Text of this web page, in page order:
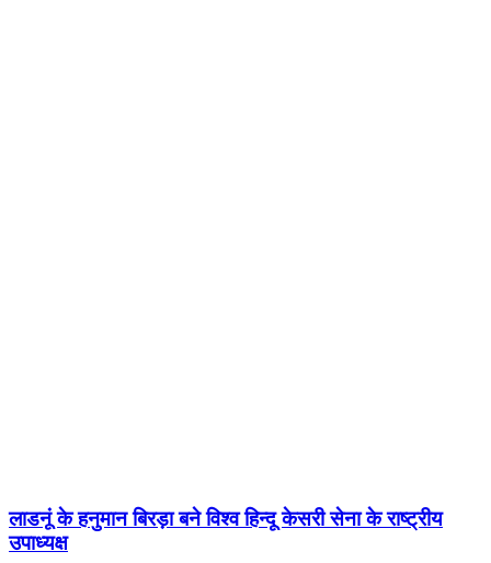
लाडनूं के हनुमान बिरड़ा बने विश्व हिन्दू केसरी सेना के राष्ट्रीय
उपाध्यक्ष